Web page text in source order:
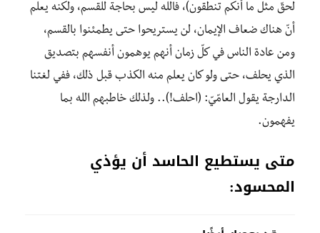
لحقّ مثل ما أنكم تنطقون)، فالله ليس بحاجة للقسم، ولكنه يعلم
أنّ هناك ضعاف الإيمان، لن يستريحوا حتى يطمئنوا بالقسم،
ومن عادة الناس في كلّ زمان أنهم يوهمون أنفسهم بتصديق
الذي يحلف، حتى ولو كان يعلم منه الكذب قبل ذلك، ففي لغتنا
الدارجة يقول العامّيّ: (احلف!).. ولذلك خاطبهم الله بما
يفهمون.
متى يستطيع الحاسد أن يؤذي
المحسود: